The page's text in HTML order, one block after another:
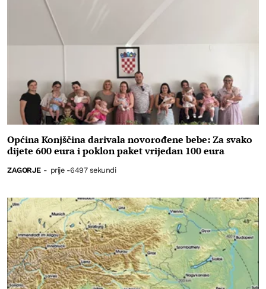
Općina Konjščina darivala novorođene bebe: Za svako
dijete 600 eura i poklon paket vrijedan 100 eura
ZAGORJE - prije -6497 sekundi